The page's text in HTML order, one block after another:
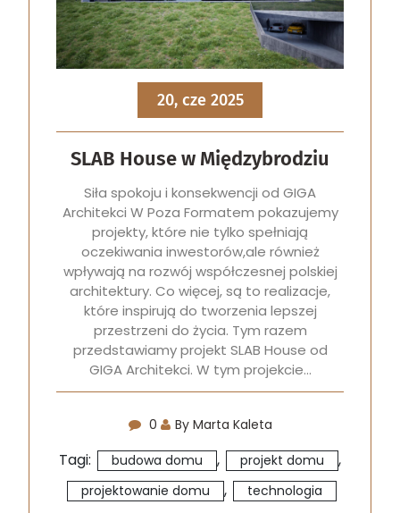
20, cze 2025
SLAB House w Międzybrodziu
Siła spokoju i konsekwencji od GIGA
Architekci W Poza Formatem pokazujemy
projekty, które nie tylko spełniają
oczekiwania inwestorów,ale również
wpływają na rozwój współczesnej polskiej
architektury. Co więcej, są to realizacje,
które inspirują do tworzenia lepszej
przestrzeni do życia. Tym razem
przedstawiamy projekt SLAB House od
GIGA Architekci. W tym projekcie…
0 By Marta Kaleta
Tagi: budowa domu , projekt domu ,
projektowanie domu , technologia